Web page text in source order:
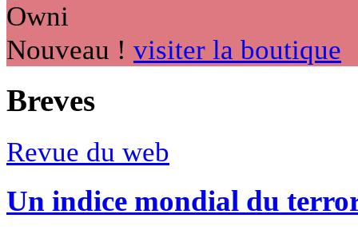
Nouveau ! visiter la boutique
Breves
Revue du web
Un indice mondial du